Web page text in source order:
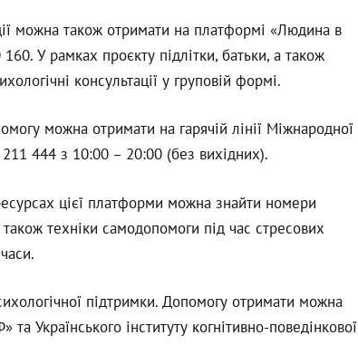
можна також отримати на платформі «Людина в
У рамках проєкту підлітки, батьки, а також
консультації у груповій формі.
можна отримати на гарячій лінії Міжнародної
211 444 з 10:00 – 20:00 (без вихідних).
цієї платформи можна знайти номери
також техніки самодопомоги під час стресових
підтримки. Допомогу отримати можна
Українського інституту когнітивно-поведінкової